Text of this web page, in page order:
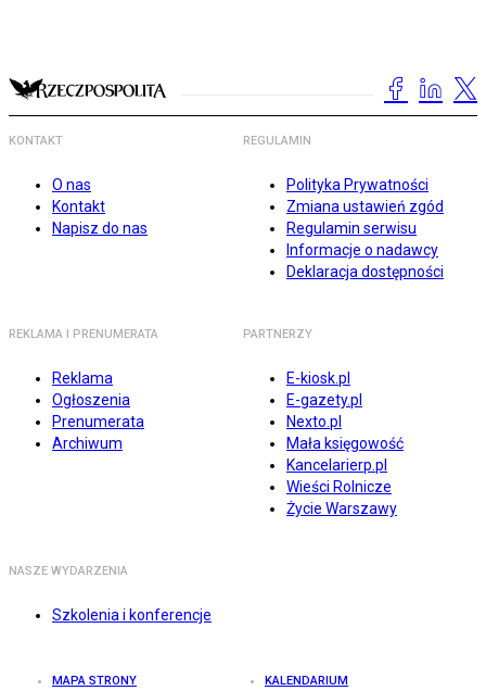
KONTAKT
O nas
Kontakt
Napisz do nas
REGULAMIN
Polityka Prywatności
Zmiana ustawień zgód
Regulamin serwisu
Informacje o nadawcy
Deklaracja dostępności
REKLAMA I PRENUMERATA
Reklama
Ogłoszenia
Prenumerata
Archiwum
PARTNERZY
E-kiosk.pl
E-gazety.pl
Nexto.pl
Mała księgowość
Kancelarierp.pl
Wieści Rolnicze
Życie Warszawy
NASZE WYDARZENIA
Szkolenia i konferencje
MAPA STRONY KALENDARIUM